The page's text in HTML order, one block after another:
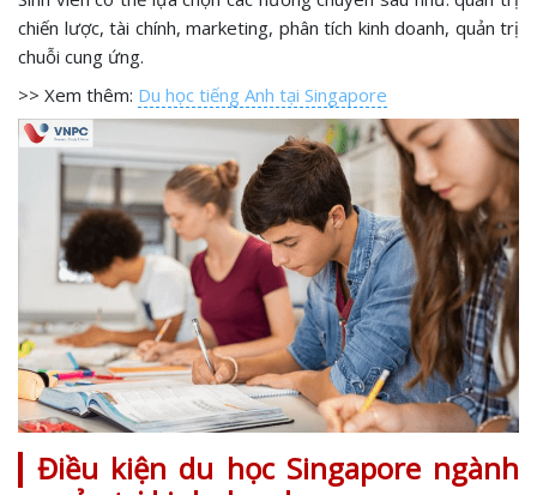
chiến lược, tài chính, marketing, phân tích kinh doanh, quản trị
chuỗi cung ứng.
>> Xem thêm: Du học tiếng Anh tại Singapore
Điều kiện du học Singapore ngành